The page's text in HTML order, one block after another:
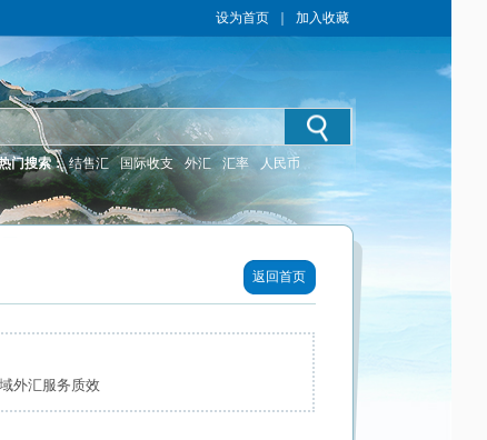
设为首页 加入收藏
门搜索： 结售汇 国际收支 外汇 汇率 人民币
返回首页
外汇服务质效